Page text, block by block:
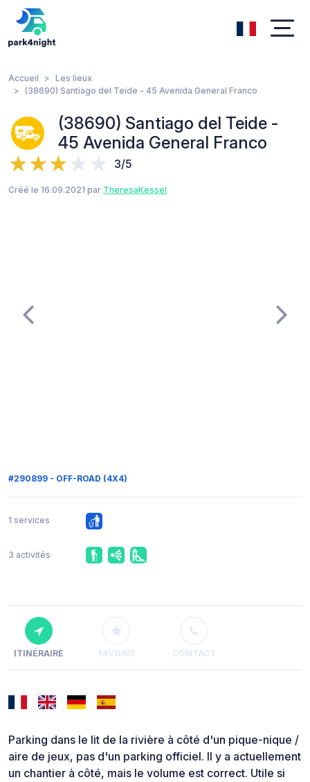
Accueil
Les lieux
(38690) Santiago del Teide - 45 Avenida General Franco
(38690) Santiago del Teide -
45 Avenida General Franco
3/5
Créé le 16.09.2021 par TheresaKessel
#290899 - OFF-ROAD (4X4)
1 services
3 activités
ITINÉRAIRE FAVORIS CONTACT
Parking dans le lit de la rivière à côté d'un pique-nique /
aire de jeux, pas d'un parking officiel. Il y a actuellement
un chantier à côté, mais le volume est correct. Utile si